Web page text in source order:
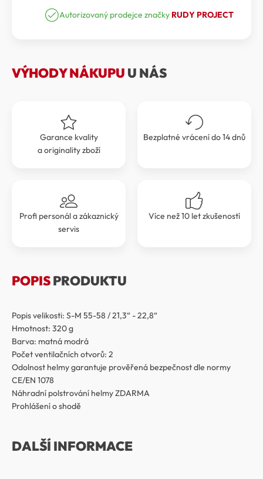
byla:
je:
Autorizovaný prodejce značky RUDY PROJECT
VÝHODY NÁKUPU U NÁS
Garance kvality
a originality zboží
Bezplatné vrácení do 14 dnů
Profi personál a zákaznický
servis
Více než 10 let zkušeností
POPISPRODUKTU
Popis velikosti: S-M 55-58 / 21,3“ - 22,8“
Hmotnost: 320 g
Barva: matná modrá
Počet ventilačních otvorů: 2
Odolnost helmy garantuje prověřená bezpečnost dle normy
CE/EN 1078
Náhradní polstrování helmy ZDARMA
Prohlášení o shodě
DALŠÍ INFORMACE